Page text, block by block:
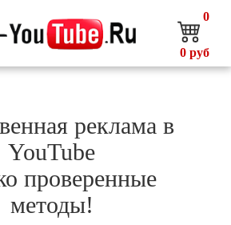
0
0 руб
реклама в
YouTube
проверенные
методы!